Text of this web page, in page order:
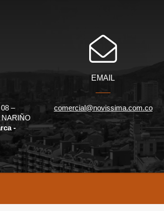
–
-
EMAIL
comercial@novissima.com.co